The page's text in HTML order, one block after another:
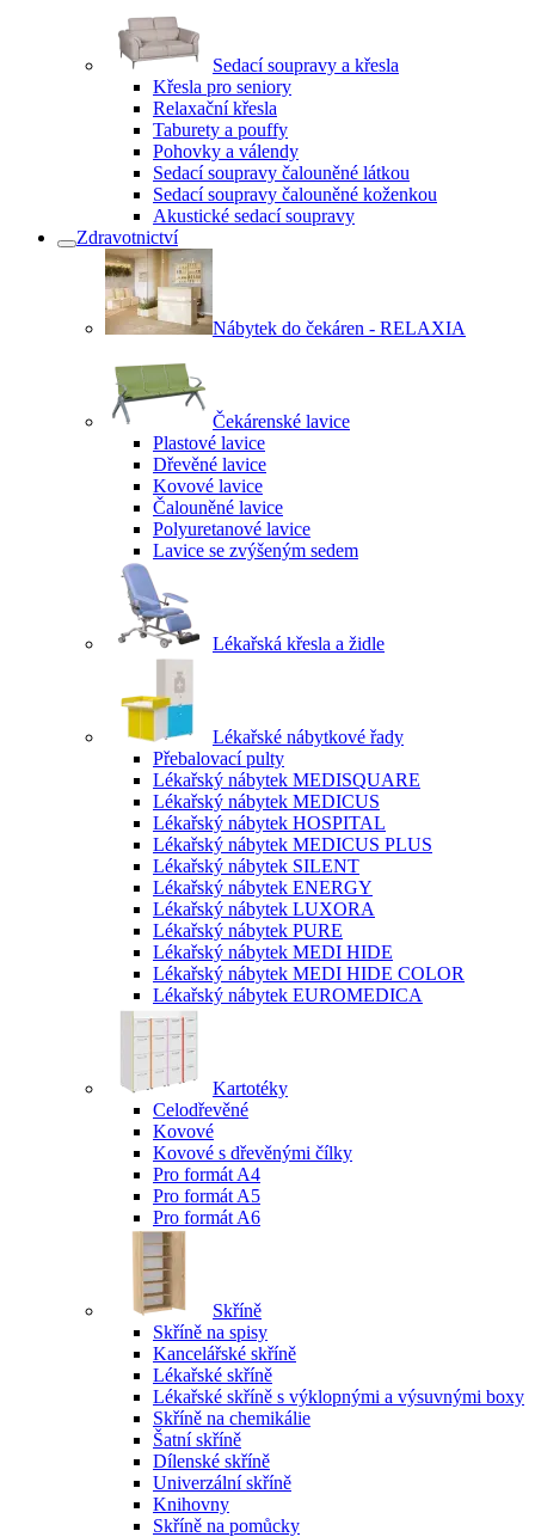
Sedací soupravy a křesla
Křesla pro seniory
Relaxační křesla
Taburety a pouffy
Pohovky a válendy
Sedací soupravy čalouněné látkou
Sedací soupravy čalouněné koženkou
Akustické sedací soupravy
Zdravotnictví
Nábytek do čekáren - RELAXIA
Čekárenské lavice
Plastové lavice
Dřevěné lavice
Kovové lavice
Čalouněné lavice
Polyuretanové lavice
Lavice se zvýšeným sedem
Lékařská křesla a židle
Lékařské nábytkové řady
Přebalovací pulty
Lékařský nábytek MEDISQUARE
Lékařský nábytek MEDICUS
Lékařský nábytek HOSPITAL
Lékařský nábytek MEDICUS PLUS
Lékařský nábytek SILENT
Lékařský nábytek ENERGY
Lékařský nábytek LUXORA
Lékařský nábytek PURE
Lékařský nábytek MEDI HIDE
Lékařský nábytek MEDI HIDE COLOR
Lékařský nábytek EUROMEDICA
Kartotéky
Celodřevěné
Kovové
Kovové s dřevěnými čílky
Pro formát A4
Pro formát A5
Pro formát A6
Skříně
Skříně na spisy
Kancelářské skříně
Lékařské skříně
Lékařské skříně s výklopnými a výsuvnými boxy
Skříně na chemikálie
Šatní skříně
Dílenské skříně
Univerzální skříně
Knihovny
Skříně na pomůcky